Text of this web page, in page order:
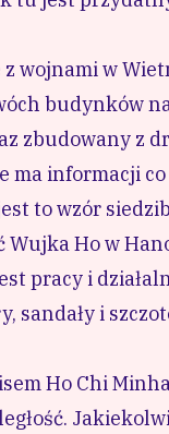
wojnami w
budynków
zbudowany z
ma informacji
to wzór
Ho w
pracy i
i
Ho Chi